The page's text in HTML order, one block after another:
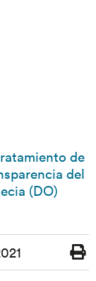
de
del
(DO)
Skriv
ut